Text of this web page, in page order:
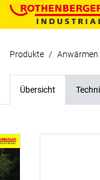
Produkte / Anwärmen
Übersicht